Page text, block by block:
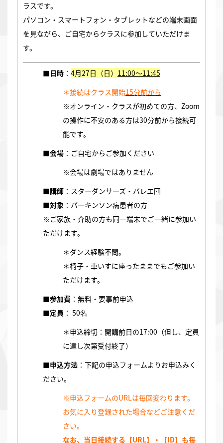
ラスです。
パソコン・スマートフォン・タブレットなどの端末画面
を見ながら、ご自宅からクラスに参加していただけま
す。
■日時 ： 4月27日（日） 11:00～11:45
＊接続はクラス開始15分前から
※オンライン・クラスが初めての方、Zoom
の操作に不安のある方は30分前から接続可
能です。
■会場 ：ご自宅からご参加ください
※会場は劇場ではありません
■講師 ：スターダンサーズ・バレエ団
■対象 ：パーキンソン病患者の方
※ご家族・介助の方も同一端末でご一緒に参加い
ただけます。
＊ダンス経験不問。
＊椅子・車いすに座ったままでもご参加い
ただけます。
■参加費 ：無料・要事前申込
■定員 ： 50名
＊申込締切：開講前日の17:00（但し、定員
に達し次第受付終了）
■申込方法 ：下記の申込フォームよりお申込みく
ださい。
※申込フォームのURLは毎回変わります。
お気に入り登録された場合などご注意くだ
さい。
なお、 当日接続する【URL】・【ID】も毎